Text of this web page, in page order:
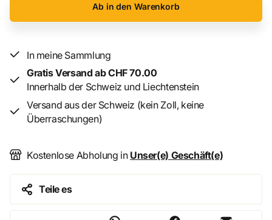
Spieler: 2
ACHTUNG: Nicht für Kinder unter 36 Monaten geeignet.
Erstickungsgefahr. Enthält verschluckbare Kleinteile.
Ab in den Warenkorb
In meine Sammlung
Gratis Versand ab CHF 70.00
Innerhalb der Schweiz und Liechtenstein
Versand aus der Schweiz (kein Zoll, keine
Überraschungen)
Kostenlose Abholung in Unser(e) Geschäft(e)
Teile es